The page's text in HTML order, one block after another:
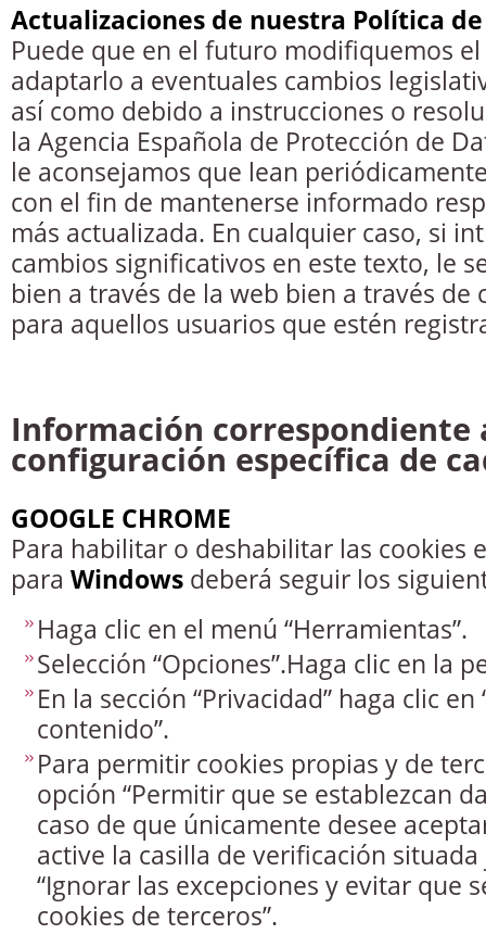
Actualizaciones de nuestra Política
Puede que en el futuro modifiquemos
adaptarlo a eventuales cambios
así como debido a instrucciones o
la Agencia Española de Protección de
le aconsejamos que lean
con el fin de mantenerse informado
más actualizada. En cualquier caso, si
cambios significativos en este texto, le
bien a través de la web bien a través de
para aquellos usuarios que estén
Información correspondiente
configuración específica de
GOOGLE CHROME
Para habilitar o deshabilitar las cookies
para Windows deberá seguir los
Haga clic en el menú “Herramientas”.
Selección “Opciones”.Haga clic en la
En la sección “Privacidad” haga clic
contenido”.
Para permitir cookies propias y de
opción “Permitir que se establezcan
caso de que únicamente desee
active la casilla de verificación
“Ignorar las excepciones y evitar que
cookies de terceros”.